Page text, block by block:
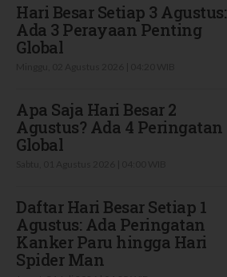
Hari Besar Setiap 3 Agustus:
Ada 3 Perayaan Penting
Global
Apa Saja Hari Besar 2
Agustus? Ada 4 Peringatan
Global
Daftar Hari Besar Setiap 1
Agustus: Ada Peringatan
Kanker Paru hingga Hari
Spider Man